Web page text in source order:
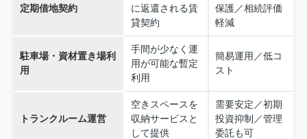
定期借地契約
に返還される賃
貸契約
保護／相続評価
軽減
駐車場・資材置き場利
用
手間が少なく運
用が可能な暫定
利用
簡易運用／低コ
スト
トランクルーム運営
空きスペースを
収納サービスと
して提供
需要安定／初期
投資抑制／管理
委託も可